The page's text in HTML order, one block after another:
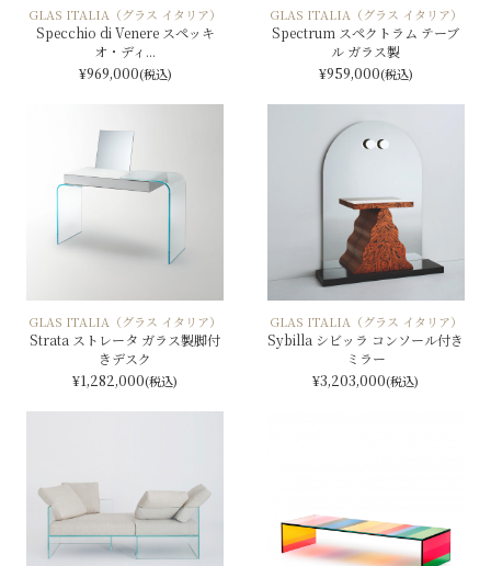
GLAS ITALIA（グラス イタリア）
Specchio di Venere スペッキ
オ・ディ...
¥969,000(税込)
GLAS ITALIA（グラス イタリア）
Spectrum スペクトラム テーブ
ル ガラス製
¥959,000(税込)
GLAS ITALIA（グラス イタリア）
Strata ストレータ ガラス製脚付
きデスク
¥1,282,000(税込)
GLAS ITALIA（グラス イタリア）
Sybilla シビッラ コンソール付き
ミラー
¥3,203,000(税込)